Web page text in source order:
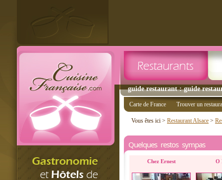
guide restaurant : guide
Carte de France Trouver un
Vous êtes ici > Restaurant Alsace >
Quelques restos sympas
Chez Ernest O